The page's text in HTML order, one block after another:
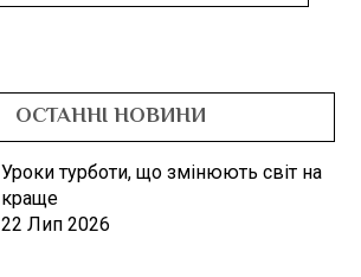
ОСТАННІ НОВИНИ
Уроки турботи, що змінюють світ на
краще
22 Лип 2026